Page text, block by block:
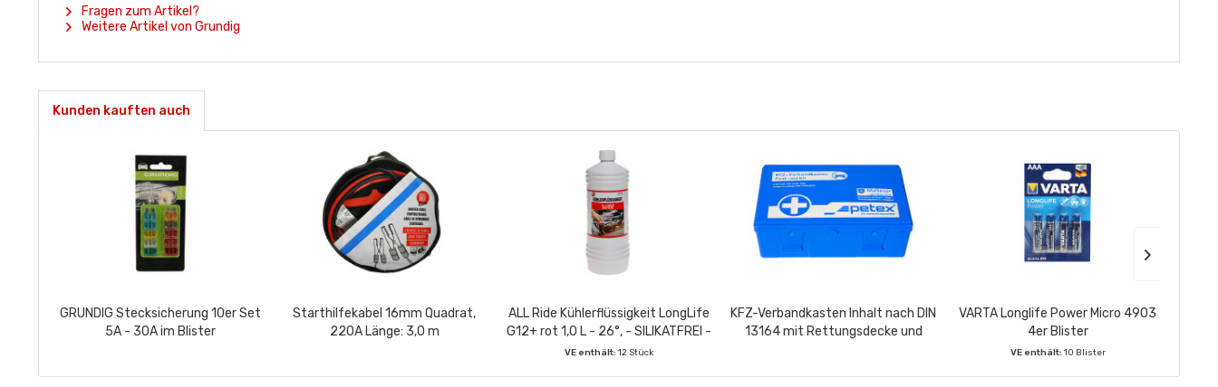
Fragen zum Artikel?
Weitere Artikel von Grundig
Kunden kauften auch
GRUNDIG Stecksicherung 10er Set
5A - 30A im Blister
Starthilfekabel 16mm Quadrat,
220A Länge: 3,0 m
ALL Ride Kühlerflüssigkeit LongLife
G12+ rot 1,0 L - 26°, - SILIKATFREI -
VE enthält: 12 Stück
KFZ-Verbandkasten Inhalt nach DIN
13164 mit Rettungsdecke und
VARTA Longlife Power Micro 4903
4er Blister
VE enthält: 10 Blister